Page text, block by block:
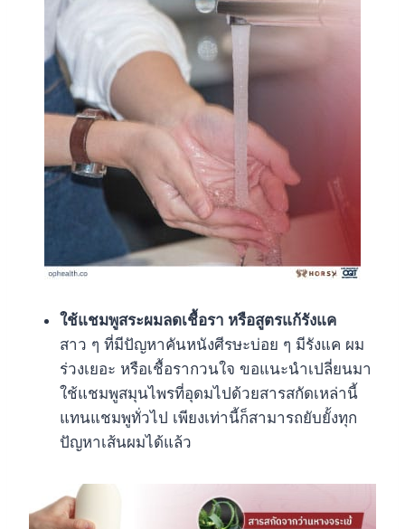
ใช้แชมพูสระผมลดเชื้อรา หรือสูตรแก้รังแค
สาว ๆ ที่มีปัญหาคันหนังศีรษะบ่อย ๆ มีรังแค ผม
ร่วงเยอะ หรือเชื้อรากวนใจ ขอแนะนำเปลี่ยนมา
ใช้แชมพูสมุนไพรที่อุดมไปด้วยสารสกัดเหล่านี้
แทนแชมพูทั่วไป เพียงเท่านี้ก็สามารถยับยั้งทุก
ปัญหาเส้นผมได้แล้ว